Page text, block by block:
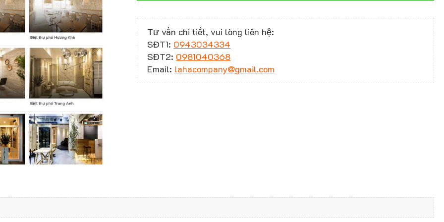
Tư vấn chi tiết, vui lòng liên hệ:
SĐT1: 0943034334
SĐT2: 0981040368
Email: lahacompany@gmail.com